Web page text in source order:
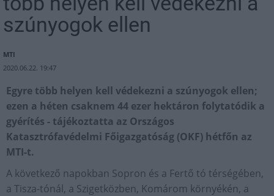
szúnyogok ellen
MTI
2020.06.22. 19:47
Egyre több helyen kell védekezni a szúnyogok ellen;
ezen a héten csaknem 44 ezer hektáron folytatódik a
gyérítés - tájékoztatta az Országos
Katasztrófavédelmi Főigazgatóság (OKF) hétfőn az
MTI-t.
A következő napokban Sopron és a Fertő tó térségében,
a Tisza-tónál, a Szigetközben, Komárom környékén, a